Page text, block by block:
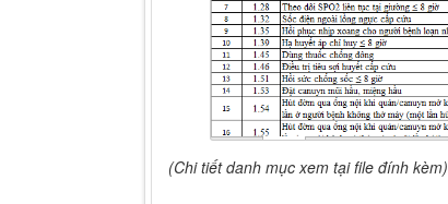
(Chi tiết danh mục xem tại file đính kèm)